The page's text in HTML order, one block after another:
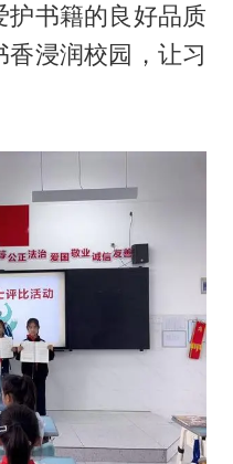
护书籍的良好品质
浸润校园，让习